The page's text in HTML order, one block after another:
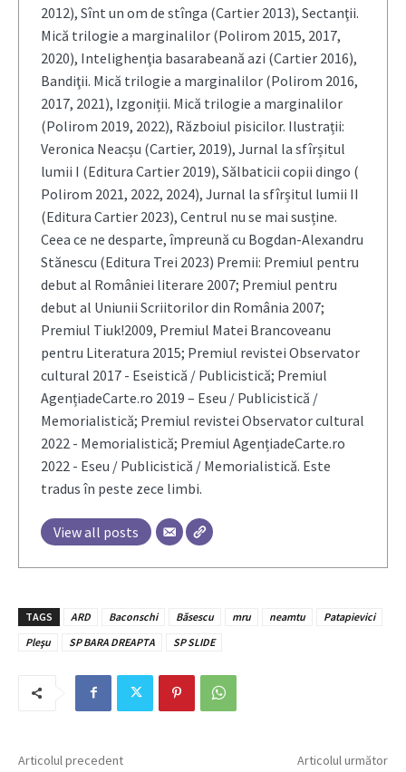
2012), Sînt un om de stînga (Cartier 2013), Sectanţii.
Mică trilogie a marginalilor (Polirom 2015, 2017,
2020), Intelighenţia basarabeană azi (Cartier 2016),
Bandiţii. Mică trilogie a marginalilor (Polirom 2016,
2017, 2021), Izgoniții. Mică trilogie a marginalilor
(Polirom 2019, 2022), Războiul pisicilor. Ilustrații:
Veronica Neacșu (Cartier, 2019), Jurnal la sfîrșitul
lumii I (Editura Cartier 2019), Sălbaticii copii dingo (
Polirom 2021, 2022, 2024), Jurnal la sfîrșitul lumii II
(Editura Cartier 2023), Centrul nu se mai susține.
Ceea ce ne desparte, împreună cu Bogdan-Alexandru
Stănescu (Editura Trei 2023) Premii: Premiul pentru
debut al României literare 2007; Premiul pentru
debut al Uniunii Scriitorilor din România 2007;
Premiul Tiuk!2009, Premiul Matei Brancoveanu
pentru Literatura 2015; Premiul revistei Observator
cultural 2017 - Eseistică / Publicistică; Premiul
AgențiadeCarte.ro 2019 – Eseu / Publicistică /
Memorialistică; Premiul revistei Observator cultural
2022 - Memorialistică; Premiul AgențiadeCarte.ro
2022 - Eseu / Publicistică / Memorialistică. Este
tradus în peste zece limbi.
View all posts
TAGS ARD Baconschi Băsescu mru neamtu
Patapievici
Pleşu
SP BARA DREAPTA SP SLIDE
Articolul precedent Articolul următor